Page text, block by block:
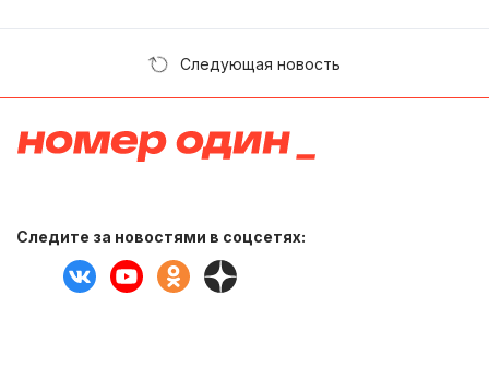
Следующая новость
Следите за новостями в соцсетях: